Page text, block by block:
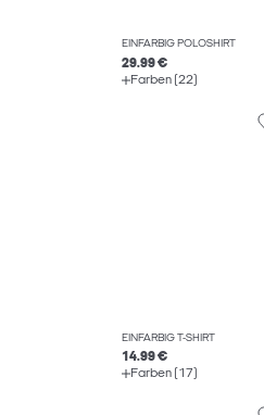
EINFARBIG POLOSHIRT
29.99 €
Farben (22)
EINFARBIG T-SHIRT
14.99 €
Farben (17)